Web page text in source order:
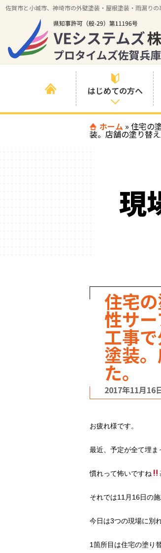
佐賀市と小城市、神埼市の外壁塗装・屋根塗装・雨漏りの
はじめての方へ
はじめて外壁塗
装を検討されて
いる方へ
喜んでいただけ
る３つの理由
ホーム » 住宅の
装。店舗の塗り替
現
住宅
性サ
工事
塗装
た。
2017年11月16
お疲れ様です。
最近、予定が全て埋ま
慣れって怖いですね
それでは11月16日の
今日は3つの現場に別
1箇所目は住宅の塗り